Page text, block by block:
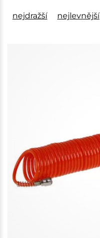
nejdražší nejlevnější